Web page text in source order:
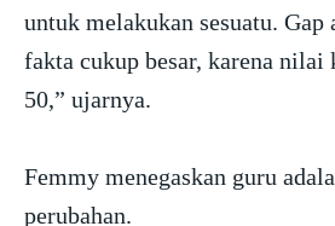
untuk melakukan sesuatu. Gap
fakta cukup besar, karena nilai
50,” ujarnya.
Femmy menegaskan guru
perubahan.